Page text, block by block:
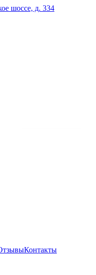
шоссе, д. 334
Контакты